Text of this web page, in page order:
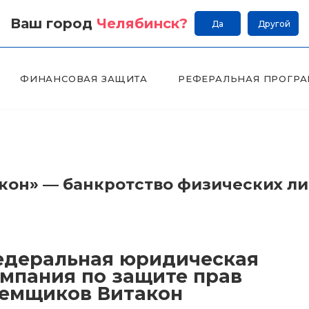
Ваш город Челябинск? Да Другой
ФИНАНСОВАЯ ЗАЩИТА РЕФЕРАЛЬНАЯ
— банкротство физических
юридическая
по защите прав
Витакон